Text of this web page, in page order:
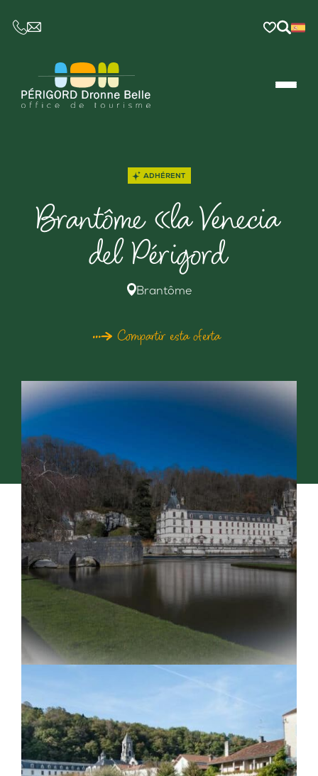
CE LIEN OUVRIRA VOTRE LOGICIEL DE
ADHÉRENT
Brantôme «la Venecia
del Périgord
Brantôme
Compartir esta oferta